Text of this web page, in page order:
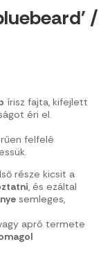
/
írisz fajta, kifejlett
éri el.
felfelé
része kicsit a
, és ezáltal
semleges,
apró termete